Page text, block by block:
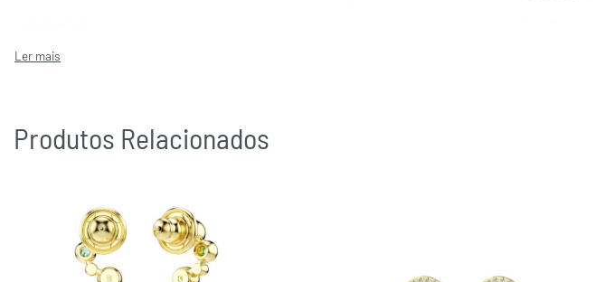
COR DA(S) PEDRA(S)
Produtos Relacionados